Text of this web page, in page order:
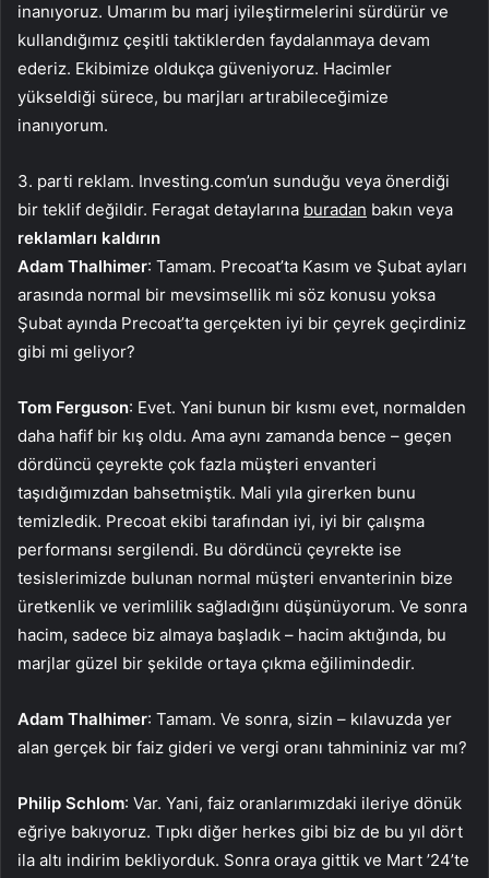
inanıyoruz. Umarım bu marj iyileştirmelerini sürdürür ve
kullandığımız çeşitli taktiklerden faydalanmaya devam
ederiz. Ekibimize oldukça güveniyoruz. Hacimler
yükseldiği sürece, bu marjları artırabileceğimize
inanıyorum.
3. parti reklam. Investing.com’un sunduğu veya önerdiği
bir teklif değildir. Feragat detaylarına buradan bakın veya
reklamları kaldırın
Adam Thalhimer: Tamam. Precoat’ta Kasım ve Şubat ayları
arasında normal bir mevsimsellik mi söz konusu yoksa
Şubat ayında Precoat’ta gerçekten iyi bir çeyrek geçirdiniz
gibi mi geliyor?
Tom Ferguson: Evet. Yani bunun bir kısmı evet, normalden
daha hafif bir kış oldu. Ama aynı zamanda bence – geçen
dördüncü çeyrekte çok fazla müşteri envanteri
taşıdığımızdan bahsetmiştik. Mali yıla girerken bunu
temizledik. Precoat ekibi tarafından iyi, iyi bir çalışma
performansı sergilendi. Bu dördüncü çeyrekte ise
tesislerimizde bulunan normal müşteri envanterinin bize
üretkenlik ve verimlilik sağladığını düşünüyorum. Ve sonra
hacim, sadece biz almaya başladık – hacim aktığında, bu
marjlar güzel bir şekilde ortaya çıkma eğilimindedir.
Adam Thalhimer: Tamam. Ve sonra, sizin – kılavuzda yer
alan gerçek bir faiz gideri ve vergi oranı tahmininiz var mı?
Philip Schlom: Var. Yani, faiz oranlarımızdaki ileriye dönük
eğriye bakıyoruz. Tıpkı diğer herkes gibi biz de bu yıl dört
ila altı indirim bekliyorduk. Sonra oraya gittik ve Mart ’24’te